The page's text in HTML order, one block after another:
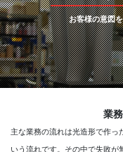
プロジェクト
参画企業一覧
団体概要
お客様の意図
業
主な業務の流れは光造形で作っ
いう流れです。その中で失敗が